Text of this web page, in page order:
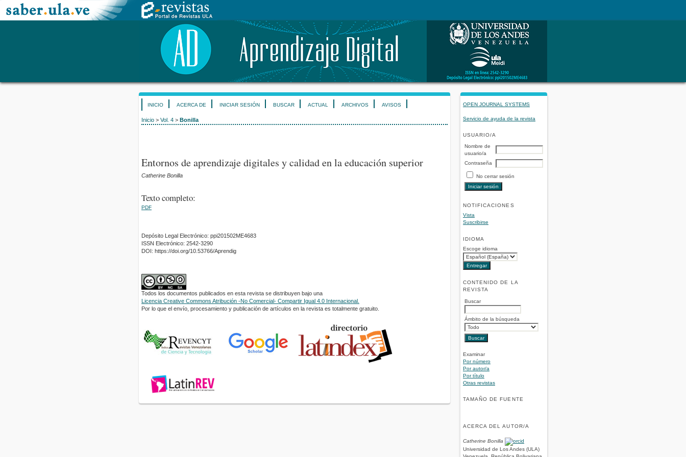
OPEN JOURNAL SYSTEMS
Servicio de ayuda de la revista
USUARIO/A
Nombre de
usuario/a
Contraseña
No cerrar sesión
NOTIFICACIONES
Vista
Suscribirse
IDIOMA
Escoge idioma
CONTENIDO DE LA
REVISTA
Buscar
Ámbito de la búsqueda
Examinar
Por número
Por autor/a
Por título
Otras revistas
TAMAÑO DE FUENTE
ACERCA DEL AUTOR/A
Catherine Bonilla
Universidad de Los Andes (ULA)
INICIO ACERCA DE INICIAR SESIÓN BUSCAR ACTUAL ARCHIVOS AVISOS
Inicio > Vol. 4 > Bonilla
Entornos de aprendizaje digitales y calidad en la educación superior
Catherine Bonilla
Texto completo:
PDF
Depósito Legal Electrónico: ppi201502ME4683
ISSN Electrónico: 2542-3290
DOI: https://doi.org/10.53766/Aprendig
Todos los documentos publicados en esta revista se distribuyen bajo una
Licencia Creative Commons Atribución -No Comercial- Compartir Igual 4.0 Internacional.
Por lo que el envío, procesamiento y publicación de artículos en la revista es totalmente gratuito.